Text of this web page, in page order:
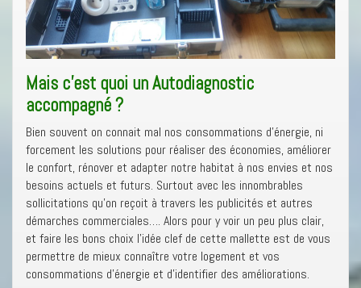
Mais c’est quoi un Autodiagnostic
accompagné ?
Bien souvent on connait mal nos consommations d’énergie, ni
forcement les solutions pour réaliser des économies, améliorer
le confort, rénover et adapter notre habitat à nos envies et nos
besoins actuels et futurs. Surtout avec les innombrables
sollicitations qu’on reçoit à travers les publicités et autres
démarches commerciales…. Alors pour y voir un peu plus clair,
et faire les bons choix l’idée clef de cette mallette est de vous
permettre de mieux connaître votre logement et vos
consommations d’énergie et d’identifier des améliorations.